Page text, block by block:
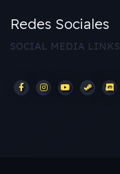
Redes Sociales
SOCIAL MEDIA LINKS